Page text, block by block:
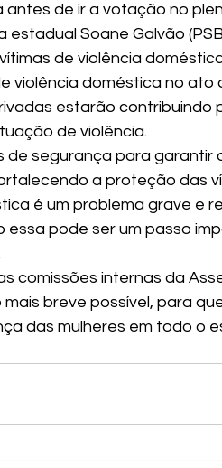
de ir a votação no
Soane Galvão
de violência
violência doméstica no ato
estarão contribuindo
de violência.
segurança para garantir
a proteção das
é um problema grave e
essa pode ser um passo
comissões internas da
breve possível, para
das mulheres em todo o